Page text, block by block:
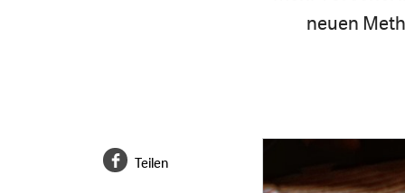
neuen
Teilen